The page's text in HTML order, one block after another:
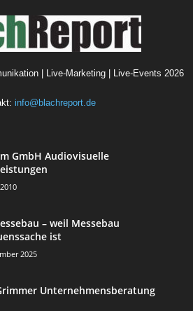
| Live-Marketing | Live-Events 2026
info@blachreport.de
GmbH Audiovisuelle
– weil Messebau
ist
2025
Unternehmensberatung